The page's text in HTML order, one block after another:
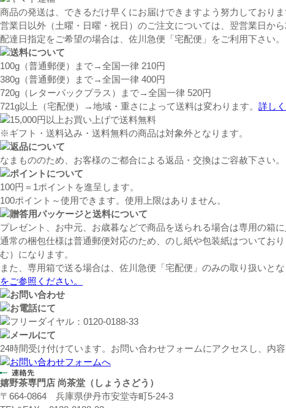
商品の発送は、できるだけ早くにお届けできますよう努力しており
営業日以外（土曜・日曜・祝日）のご注文については、翌営業日か
配達日指定をご希望の場合は、佐川急便「宅配便」をご利用下さい。
100g（普通郵便）まで→全国一律 210円
380g（普通郵便）まで→全国一律 400円
720g（レターパックプラス）まで→全国一律 520円
721g以上（宅配便）→地域・重さによって送料は変わります。 詳し
※ギフト・送料込み・送料無料の商品は対象外となります。
なまもののため、お客様のご都合による返品・交換はご容赦下さい
100円＝1ポイントを進呈します。
100ポイント～使用できます。使用上限はありません。
プレゼント、お中元、お歳暮などで商品を送られる場合は専用の箱
通常の梱包仕様は普通郵便対応のため、のし紙や包装紙はついてお
む） になります。
また、専用箱で送る場合は、佐川急便「宅配便」のみの取り扱いと
をご参照ください。
24時間受け付けています。お問い合わせフォームにアクセスし、内容
嬉野茶専門店 尚茶堂（しょうさどう）
〒664-0864 兵庫県伊丹市安堂寺町5-24-3